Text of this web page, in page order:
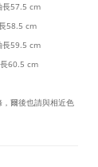
長57.5 cm
58.5 cm
長59.5 cm
60.5 cm
爾後也請與相近色